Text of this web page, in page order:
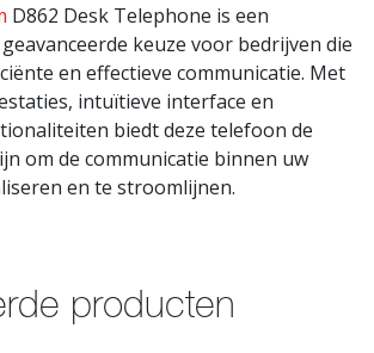
D862 Desk Telephone is een
keuze voor bedrijven die
en effectieve communicatie. Met
intuïtieve interface en
biedt deze telefoon de
om de communicatie binnen uw
en te stroomlijnen.
producten